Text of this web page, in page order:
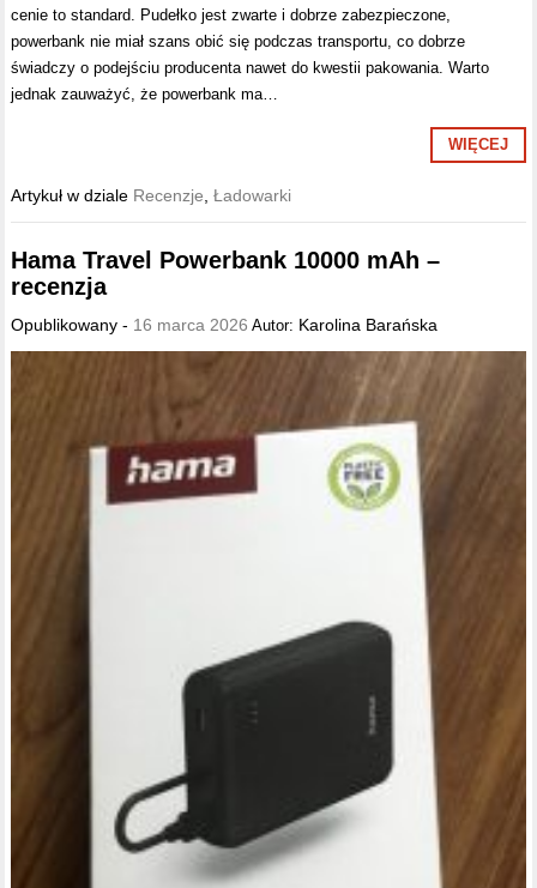
cenie to standard. Pudełko jest zwarte i dobrze zabezpieczone,
powerbank nie miał szans obić się podczas transportu, co dobrze
świadczy o podejściu producenta nawet do kwestii pakowania. Warto
jednak zauważyć, że powerbank ma…
WIĘCEJ
Artykuł w dziale Recenzje,Ładowarki
Hama Travel Powerbank 10000 mAh –
recenzja
Opublikowany - 16 marca 2026 Autor: Karolina Barańska